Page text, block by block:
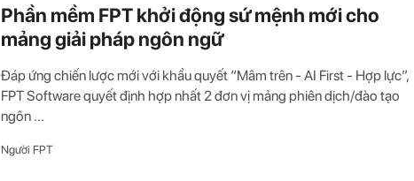
Phần mềm FPT khởi động sứ mệnh mới cho
mảng giải pháp ngôn ngữ
Đáp ứng chiến lược mới với khẩu quyết “Mâm trên - AI First - Hợp lực”,
FPT Software quyết định hợp nhất 2 đơn vị mảng phiên dịch/đào tạo
ngôn ...
Người FPT